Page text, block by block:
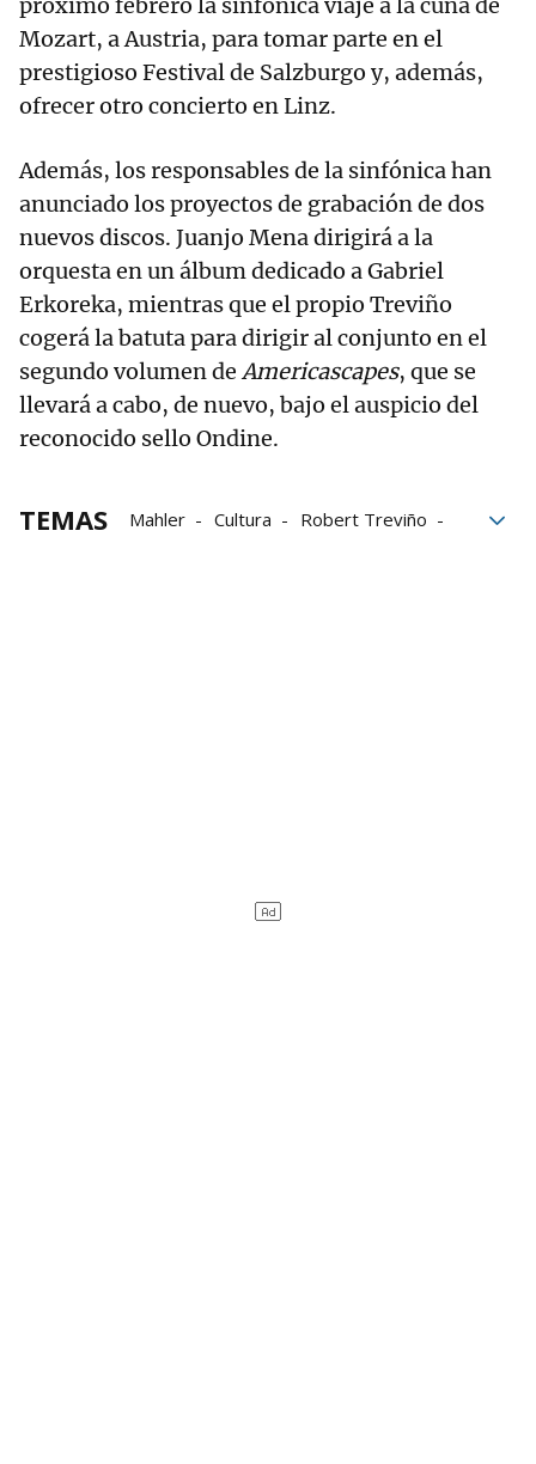
próximo febrero la sinfónica viaje a la cuna de
Mozart, a Austria, para tomar parte en el
prestigioso Festival de Salzburgo y, además,
ofrecer otro concierto en Linz.
Además, los responsables de la sinfónica han
anunciado los proyectos de grabación de dos
nuevos discos. Juanjo Mena dirigirá a la
orquesta en un álbum dedicado a Gabriel
Erkoreka, mientras que el propio Treviño
cogerá la batuta para dirigir al conjunto en el
segundo volumen deAmericascapes, que se
llevará a cabo, de nuevo, bajo el auspicio del
reconocido sello Ondine.
TEMAS Mahler Cultura
Robert Treviño